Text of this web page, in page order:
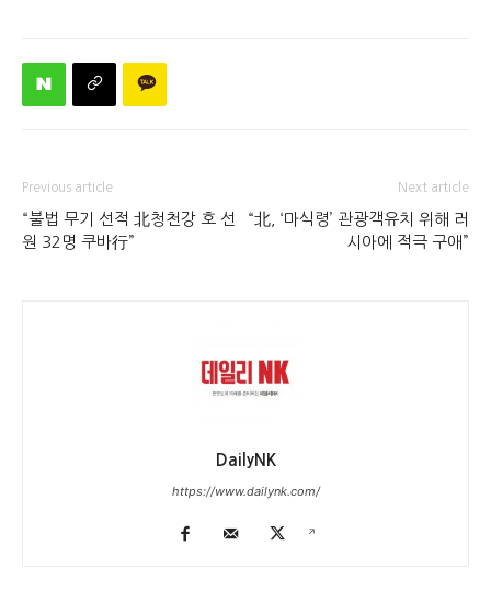
Previous article
“불법 무기 선적 北청천강 호 선
원 32명 쿠바行”
Next article
“北, ‘마식령’ 관광객유치 위해 러
시아에 적극 구애”
DailyNK
https://www.dailynk.com/